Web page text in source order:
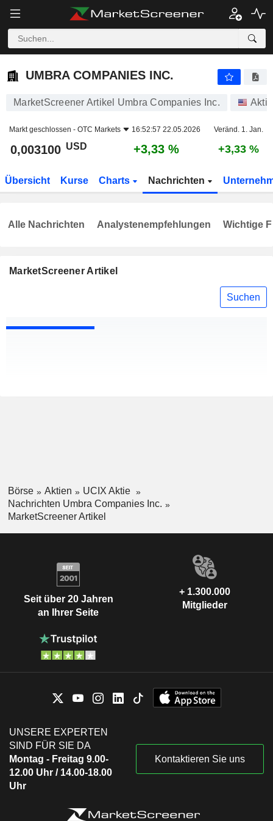
UMBRA COMPANIES INC.
UMBRA COMPANIES INC.
MarketScreener Artikel Umbra Companies Inc.
Markt geschlossen - OTC Markets 16:52:57 22.05.2026 Veränd. 1. Jan.
0,003100 USD +3,33 % +3,33 %
Übersicht Kurse Charts Nachrichten
MarketScreener Artikel
Suchen
Alle Nachrichten Analystenempfehlungen Wichtige
Börse Aktien
UCIX Aktie
Nachrichten Umbra Companies Inc.
MarketScreener Artikel
Seit über 20 Jahren
an Ihrer Seite
+ 1.300.000
Mitglieder
UNSERE EXPERTEN
SIND FÜR SIE DA
Montag - Freitag 9.00-
12.00 Uhr / 14.00-18.00
Uhr
Kontaktieren Sie uns